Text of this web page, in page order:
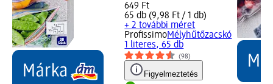
649 Ft
65 db (9,98 Ft / 1 db)
+ 2 további méret
ProfissimoMélyhűtőzacskó
1 literes, 65 db
(98)
Figyelmeztetés